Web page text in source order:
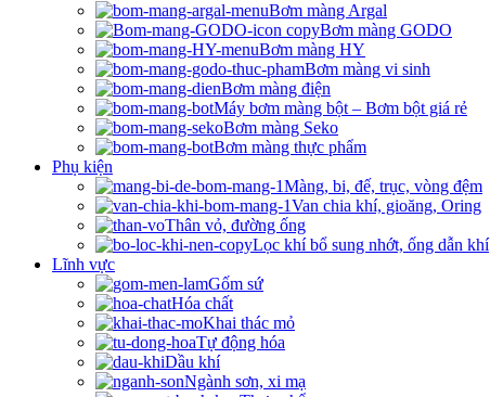
Bơm màng Argal
Bơm màng GODO
Bơm màng HY
Bơm màng vi sinh
Bơm màng điện
Máy bơm màng bột – Bơm bột giá rẻ
Bơm màng Seko
Bơm màng thực phẩm
Phụ kiện
Màng, bi, đế, trục, vòng đệm
Van chia khí, gioăng, Oring
Thân vỏ, đường ống
Lọc khí bổ sung nhớt, ống dẫn khí
Lĩnh vực
Gốm sứ
Hóa chất
Khai thác mỏ
Tự động hóa
Dầu khí
Ngành sơn, xi mạ